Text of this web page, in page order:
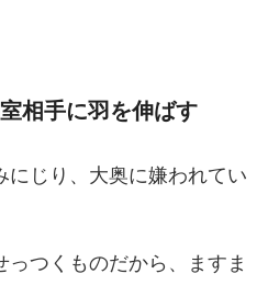
相手に羽を伸ばす
にじり、大奥に嫌われてい
っつくものだから、ますま